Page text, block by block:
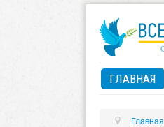
ГЛАВНАЯ
Главная